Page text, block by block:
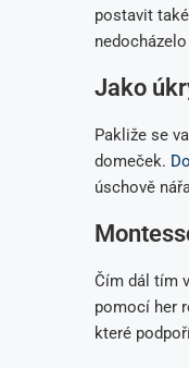
postavit
Jako
Pakliže se
domeček.
úschově
Čím dál tím
pomocí her
které